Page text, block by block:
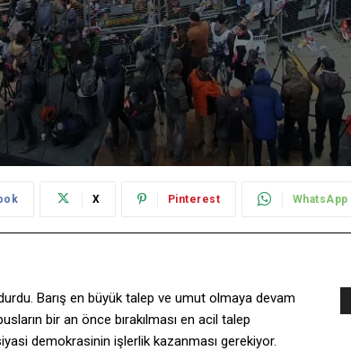
X Pinterest WhatsApp
Barış en büyük talep ve umut olmaya devam
bir an önce bırakılması en acil talep
demokrasinin işlerlik kazanması gerekiyor.